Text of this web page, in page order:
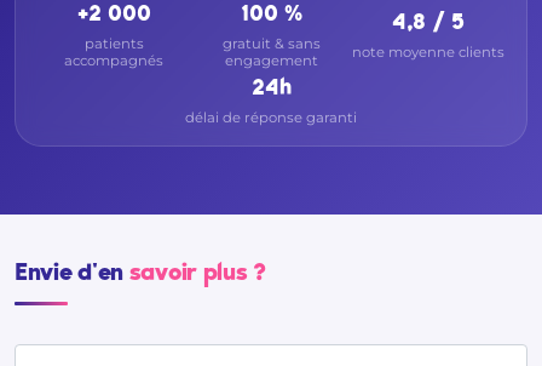
+2 000
patients
accompagnés
100 %
gratuit & sans
engagement
4,8 / 5
note moyenne clients
24h
délai de réponse garanti
Envie d'en savoir plus ?